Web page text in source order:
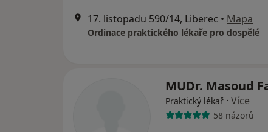
17. listopadu 590/14, Liberec • Mapa
Ordinace praktického lékaře pro dospělé
MUDr. Masoud
Praktický lékař · Více
58 názorů